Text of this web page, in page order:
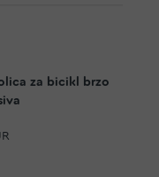
za bicikl brzo